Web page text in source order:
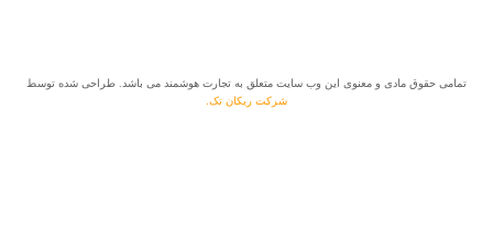
تمامی حقوق مادی و معنوی این وب سایت متعلق به تجارت هوشمند می باشد. طراحی شده توسط
شرکت ریکان تک.